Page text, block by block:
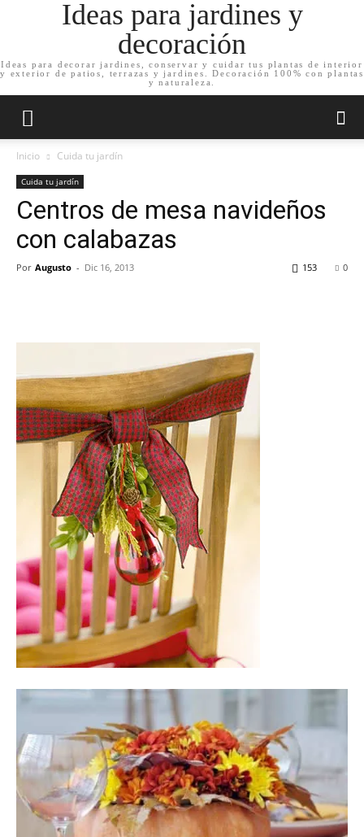
Ideas para jardines y
decoración
Ideas para decorar jardines, conservar y cuidar tus plantas de interior
y exterior de patios, terrazas y jardines. Decoración 100% con plantas
y naturaleza.
Inicio Cuida tu jardín
Cuida tu jardín
Centros de mesa navideños
con calabazas
Por Augusto - Dic 16, 2013 0
153